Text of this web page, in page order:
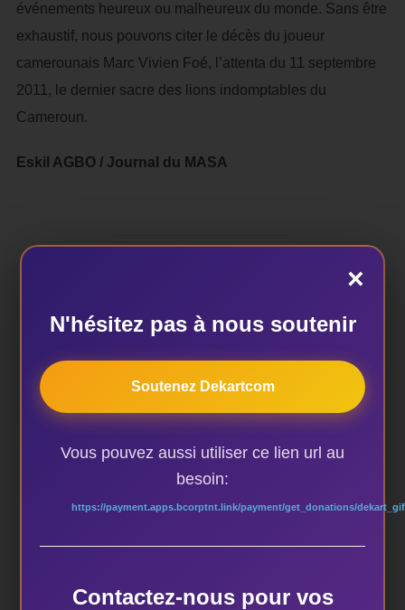
événements heureux ou malheureux du monde. Sans être
exhaustif, nous pouvons citer le décès du joueur
camerounais Marc Vivien Foé, l’attenta du 11 septembre
2011, le dernier sacre des lions indomptables du
Cameroun.
Eskil AGBO / Journal du MASA
Adama Dahico, Humour, MASA 2018
×
N'hésitez pas à nous soutenir
Soutenez Dekartcom
Vous pouvez aussi utiliser ce lien url au
besoin:
https://payment.apps.bcorptnt.link/payment/get_donations/
Contactez-nous pour vos